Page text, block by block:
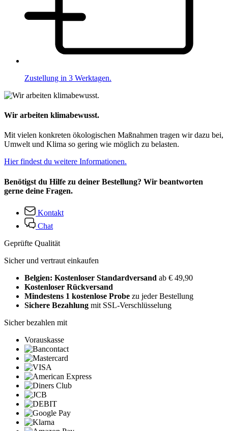
Zustellung in 3 Werktagen.
Wir arbeiten klimabewusst.
Mit vielen konkreten ökologischen Maßnahmen tragen wir dazu bei,
Umwelt und Klima so gering wie möglich zu belasten.
Hier findest du weitere Informationen.
Benötigst du Hilfe zu deiner Bestellung? Wir beantworten
gerne deine Fragen.
Kontakt
Chat
Geprüfte Qualität
Sicher und vertraut einkaufen
Belgien: Kostenloser Standardversand ab € 49,90
Kostenloser Rückversand
Mindestens 1 kostenlose Probe zu jeder Bestellung
Sichere Bezahlung mit SSL-Verschlüsselung
Sicher bezahlen mit
Vorauskasse